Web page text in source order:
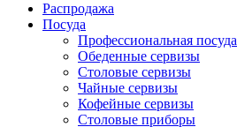
Распродажа
Посуда
Профессиональная посуда
Обеденные сервизы
Столовые сервизы
Чайные сервизы
Кофейные сервизы
Столовые приборы